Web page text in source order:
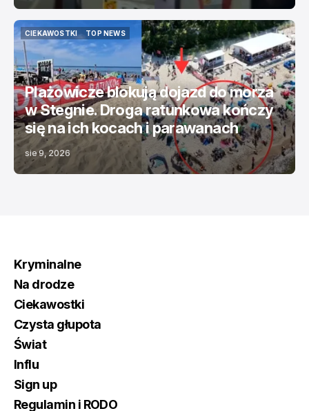
CIEKAWOSTKI
CIEKAWOSTKI
TOP NEWS
TOP NEWS
Plażowicze blokują dojazd do morza
w Stegnie. Droga ratunkowa kończy
się na ich kocach i parawanach
sie 9, 2026
Kryminalne
Na drodze
Ciekawostki
Czysta głupota
Świat
Influ
Sign up
Regulamin i RODO